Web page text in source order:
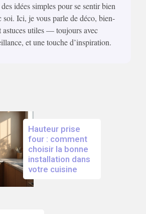
idées simples pour se sentir bien
soi. Ici, je vous parle de déco, bien-
astuces utiles — toujours avec
et une touche d’inspiration.
Hauteur prise
four : comment
choisir la bonne
installation dans
votre cuisine